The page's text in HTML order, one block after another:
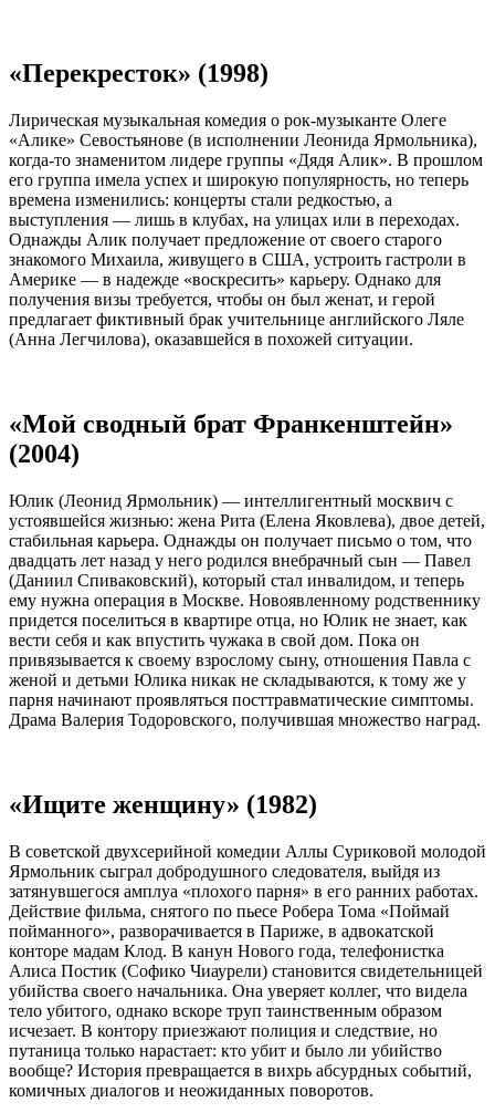
«Перекресток» (1998)
Лирическая музыкальная комедия о рок-музыканте Олеге
«Алике» Севостьянове (в исполнении Леонида Ярмольника),
когда-то знаменитом лидере группы «Дядя Алик». В прошлом
его группа имела успех и широкую популярность, но теперь
времена изменились: концерты стали редкостью, а
выступления — лишь в клубах, на улицах или в переходах.
Однажды Алик получает предложение от своего старого
знакомого Михаила, живущего в США, устроить гастроли в
Америке — в надежде «воскресить» карьеру. Однако для
получения визы требуется, чтобы он был женат, и герой
предлагает фиктивный брак учительнице английского Ляле
(Анна Легчилова), оказавшейся в похожей ситуации.
«Мой сводный брат Франкенштейн»
(2004)
Юлик (Леонид Ярмольник) — интеллигентный москвич с
устоявшейся жизнью: жена Рита (Елена Яковлева), двое детей,
стабильная карьера. Однажды он получает письмо о том, что
двадцать лет назад у него родился внебрачный сын — Павел
(Даниил Спиваковский), который стал инвалидом, и теперь
ему нужна операция в Москве. Новоявленному родственнику
придется поселиться в квартире отца, но Юлик не знает, как
вести себя и как впустить чужака в свой дом. Пока он
привязывается к своему взрослому сыну, отношения Павла с
женой и детьми Юлика никак не складываются, к тому же у
парня начинают проявляться посттравматические симптомы.
Драма Валерия Тодоровского, получившая множество наград.
«Ищите женщину» (1982)
В советской двухсерийной комедии Аллы Суриковой молодой
Ярмольник сыграл добродушного следователя, выйдя из
затянувшегося амплуа «плохого парня» в его ранних работах.
Действие фильма, снятого по пьесе Робера Тома «Поймай
пойманного», разворачивается в Париже, в адвокатской
конторе мадам Клод. В канун Нового года, телефонистка
Алиса Постик (Софико Чиаурели) становится свидетельницей
убийства своего начальника. Она уверяет коллег, что видела
тело убитого, однако вскоре труп таинственным образом
исчезает. В контору приезжают полиция и следствие, но
путаница только нарастает: кто убит и было ли убийство
вообще? История превращается в вихрь абсурдных событий,
комичных диалогов и неожиданных поворотов.